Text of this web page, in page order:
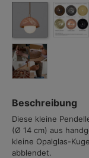
Beschreibung
Diese kleine
(Ø 14 cm) aus
kleine Opalglas-
abblendet.